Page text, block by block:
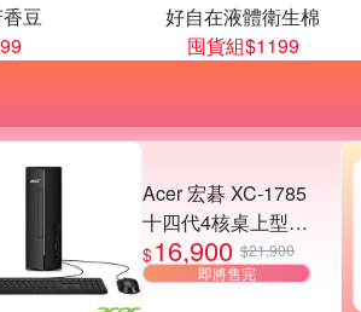
豆
好自在液體衛生棉
囤貨組$1199
Acer 宏碁 XC-1785
十四代4核桌上型電
腦(i3-
14100/8G/512GB
$16,900 $21,900
即將售完